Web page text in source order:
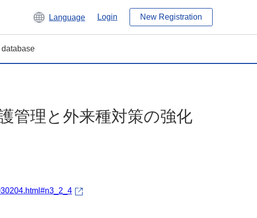
Language Login New Registration
database
管理と外来種対策の強化